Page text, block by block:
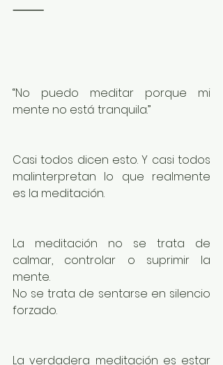
⸻
“No puedo meditar porque mi
mente no está tranquila.”
Casi todos dicen esto. Y casi todos
malinterpretan lo que realmente
es la meditación.
La meditación no se trata de
calmar, controlar o suprimir la
mente.
No se trata de sentarse en silencio
forzado.
La verdadera meditación es estar